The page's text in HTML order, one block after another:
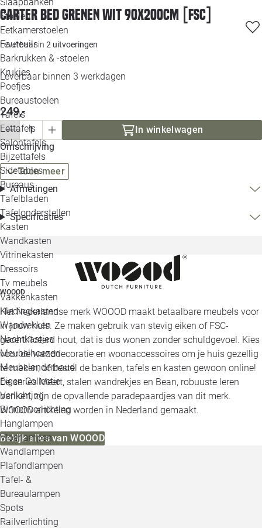
Stoelen
Eetkamerstoelen
Fauteuils
Barkrukken & -stoelen
Krukjes
Poefjes
Bureaustoelen
Tafels
Eettafels
Salontafels
Bijzettafels
Sidetables
Bureaus
Tafelbladen
Tafelonderstellen
Kasten
Wandkasten
Vitrinekasten
Dressoirs
Tv meubels
Vakkenkasten
Kledingkasten
Wandrekken
Nachtkastjes
Meubelhoezen
Meubelonderhoud
Eigen Collectie
Verlichting
Binnenverlichting
Hanglampen
Vloerlampen
Wandlampen
Plafondlampen
Tafel- &
Bureaulampen
Spots
Railverlichting
Carter bed grenen wit 90x200cm [fsc]
Leverbaar in 2 uitvoeringen
Leverbaar binnen 3 werkdagen
249,-
In winkelwagen
Omschrijving
Toon meer
Afmetingen
Specificaties
WOOOD
Het Nederlandse merk WOOOD maakt betaalbare meubels voor
in jouw huis. Ze maken gebruik van stevig eiken of FSC-
gecertificeerd hout, dat is dus wonen zonder schuldgevoel. Kies
voor de wanddecoratie en woonaccessoires om je huis gezellig
te maken, of bestel de banken, tafels en kasten gewoon online!
De series Meert, stalen wandrekjes en Bean, robuuste leren
banken, zijn de opvallende paradepaardjes van dit merk.
WOOOD artikelen worden in Nederland gemaakt.
Bekijk alles van WOOOD